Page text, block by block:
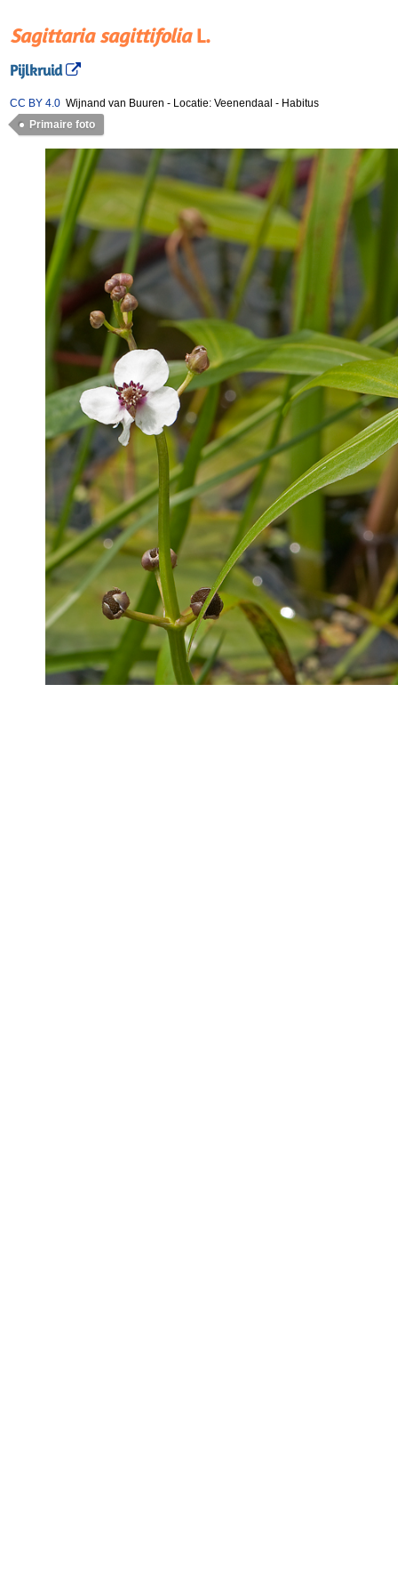
Sagittaria sagittifoliaL.
Pijlkruid
CC BY 4.0 Wijnand van Buuren - Locatie: Veenendaal - Habitus
Primaire foto